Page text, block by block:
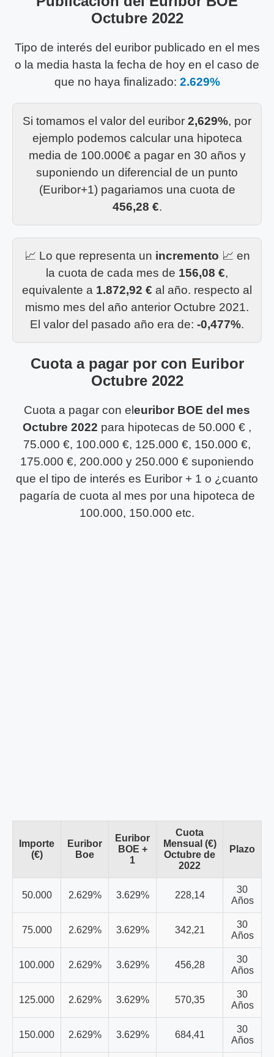
Octubre 2022
Tipo de interés del euribor publicado en el mes
o la media hasta la fecha de hoy en el caso de
que no haya finalizado: 2.629%
Si tomamos el valor del euribor 2,629%, por
ejemplo podemos calcular una hipoteca
media de 100.000€ a pagar en 30 años y
suponiendo un diferencial de un punto
(Euribor+1) pagariamos una cuota de
456,28 €.
📈 Lo que representa un incremento 📈 en
la cuota de cada mes de 156,08 €,
equivalente a 1.872,92 € al año. respecto al
mismo mes del año anterior Octubre 2021.
El valor del pasado año era de: -0,477%.
Cuota a pagar por con Euribor
Octubre 2022
Cuota a pagar con eleuribor BOE del mes
Octubre 2022 para hipotecas de 50.000 € ,
75.000 €, 100.000 €, 125.000 €, 150.000 €,
175.000 €, 200.000 y 250.000 € suponiendo
que el tipo de interés es Euribor + 1 o ¿cuanto
pagaría de cuota al mes por una hipoteca de
100.000, 150.000 etc.
Importe
(€)
Euribor
Boe
Euribor
BOE +
1
Cuota
Mensual (€)
Octubre de
2022
Plazo
50.000 2.629% 3.629% 228,14
30
Años
75.000 2.629% 3.629% 342,21
30
Años
100.000 2.629% 3.629% 456,28
30
Años
125.000 2.629% 3.629% 570,35
30
Años
150.000 2.629% 3.629% 684,41
30
Años